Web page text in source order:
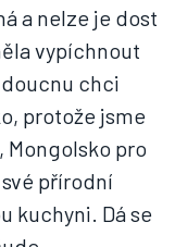
a nelze je dost
vypíchnout
chci
protože jsme
Mongolsko pro
přírodní
kuchyni. Dá se